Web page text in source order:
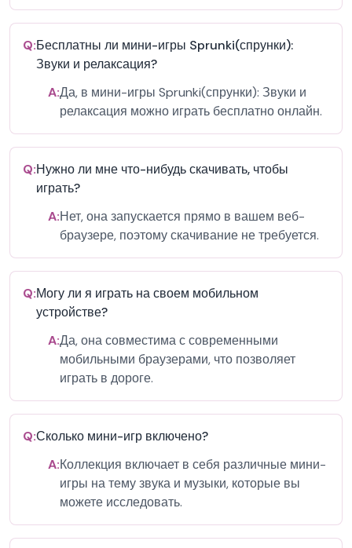
Q:Бесплатны ли мини-игры Sprunki(спрунки):
Звуки и релаксация?
A:Да, в мини-игры Sprunki(спрунки): Звуки и
релаксация можно играть бесплатно онлайн.
Q:Нужно ли мне что-нибудь скачивать, чтобы
играть?
A:Нет, она запускается прямо в вашем веб-
браузере, поэтому скачивание не требуется.
Q:Могу ли я играть на своем мобильном
устройстве?
A:Да, она совместима с современными
мобильными браузерами, что позволяет
играть в дороге.
Q:Сколько мини-игр включено?
A:Коллекция включает в себя различные мини-
игры на тему звука и музыки, которые вы
можете исследовать.